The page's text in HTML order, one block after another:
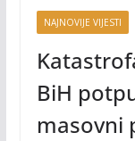
NAJNOVIJE VIJESTI
BiH
masovni